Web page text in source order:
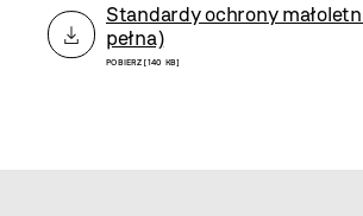
Standardy ochrony
pełna)
POBIERZ [140 KB]